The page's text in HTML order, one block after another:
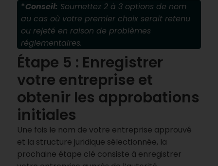
*Conseil: Soumettez 2 à 3 options de nom
au cas où votre premier choix serait retenu
ou rejeté en raison de problèmes
réglementaires.
Étape 5 : Enregistrer
votre entreprise et
obtenir les approbations
initiales
Une fois le nom de votre entreprise approuvé
et la structure juridique sélectionnée, la
prochaine étape clé consiste à enregistrer